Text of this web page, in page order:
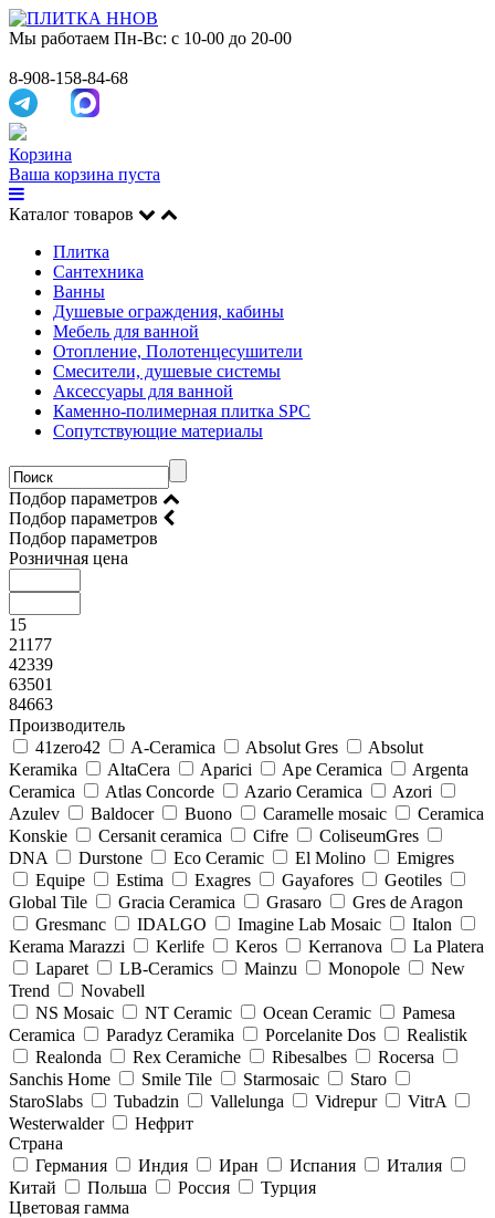
Мы работаем Пн-Вс: с 10-00 до 20-00
8-908-158-84-68
Корзина
Ваша корзина пуста
Каталог товаров
Плитка
Сантехника
Ванны
Душевые ограждения, кабины
Мебель для ванной
Отопление, Полотенцесушители
Смесители, душевые системы
Аксессуары для ванной
Каменно-полимерная плитка SPC
Сопутствующие материалы
Подбор параметров
Подбор параметров
Подбор параметров
Розничная цена
15
21177
42339
63501
84663
Производитель
41zero42
A-Ceramica Absolut Gres
Absolut
Keramika
AltaCera Aparici Ape Ceramica
Argenta
Ceramica
Atlas Concorde Azario Ceramica
Azori
Azulev
Baldocer Buono Caramelle mosaic
Ceramica
Konskie
Cersanit ceramica Cifre
ColiseumGres
DNA
Durstone Eco Ceramic El Molino
Emigres
Equipe
Estima Exagres Gayafores
Geotiles
Global Tile
Gracia Ceramica Grasaro
Gres de Aragon
Gresmanc
IDALGO Imagine Lab Mosaic
Italon
Kerama Marazzi
Kerlife Keros Kerranova
La Platera
Laparet
LB-Ceramics Mainzu Monopole
New
Trend
Novabell
NS Mosaic
NT Ceramic Ocean Ceramic
Pamesa
Ceramica
Paradyz Сeramika Porcelanite Dos
Realistik
Realonda
Rex Ceramiche Ribesalbes
Rocersa
Sanchis Home
Smile Tile Starmosaic
Staro
StaroSlabs
Tubadzin Vallelunga Vidrepur
VitrA
Westerwalder
Нефрит
Страна
Германия
Индия Иран Испания
Италия
Китай
Польша Россия
Турция
Цветовая гамма